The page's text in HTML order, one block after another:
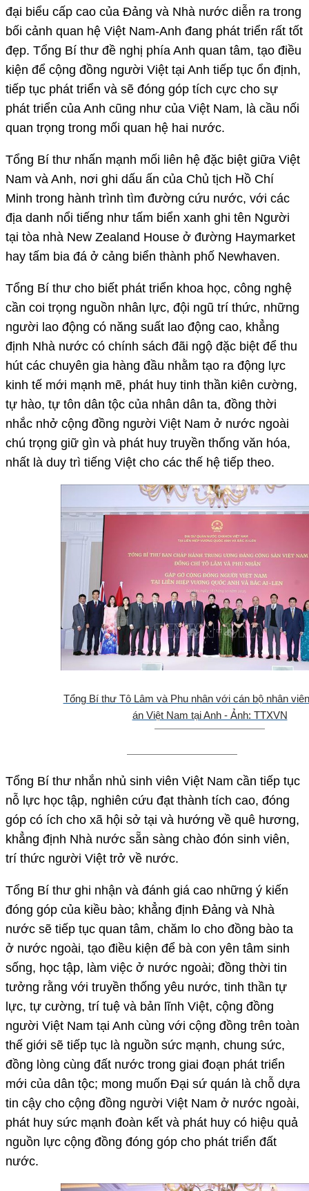
đại biểu cấp cao của Đảng và Nhà nước diễn ra trong
bối cảnh quan hệ Việt Nam-Anh đang phát triển rất tốt
đẹp. Tổng Bí thư đề nghị phía Anh quan tâm, tạo điều
kiện để cộng đồng người Việt tại Anh tiếp tục ổn định,
tiếp tục phát triển và sẽ đóng góp tích cực cho sự
phát triển của Anh cũng như của Việt Nam, là cầu nối
quan trọng trong mối quan hệ hai nước.
Tổng Bí thư nhấn mạnh mối liên hệ đặc biệt giữa Việt
Nam và Anh, nơi ghi dấu ấn của Chủ tịch Hồ Chí
Minh trong hành trình tìm đường cứu nước, với các
địa danh nổi tiếng như tấm biển xanh ghi tên Người
tại tòa nhà New Zealand House ở đường Haymarket
hay tấm bia đá ở cảng biển thành phố Newhaven.
Tổng Bí thư cho biết phát triển khoa học, công nghệ
cần coi trọng nguồn nhân lực, đội ngũ trí thức, những
người lao động có năng suất lao động cao, khẳng
định Nhà nước có chính sách đãi ngộ đặc biệt để thu
hút các chuyên gia hàng đầu nhằm tạo ra động lực
kinh tế mới mạnh mẽ, phát huy tinh thần kiên cường,
tự hào, tự tôn dân tộc của nhân dân ta, đồng thời
nhắc nhở cộng đồng người Việt Nam ở nước ngoài
chú trọng giữ gìn và phát huy truyền thống văn hóa,
nhất là duy trì tiếng Việt cho các thế hệ tiếp theo.
Tổng Bí thư Tô Lâm và Phu nhân với cán bộ nhân
án Việt Nam tại Anh - Ảnh: TTXVN
Tổng Bí thư nhắn nhủ sinh viên Việt Nam cần tiếp tục
nỗ lực học tập, nghiên cứu đạt thành tích cao, đóng
góp có ích cho xã hội sở tại và hướng về quê hương,
khẳng định Nhà nước sẵn sàng chào đón sinh viên,
trí thức người Việt trở về nước.
Tổng Bí thư ghi nhận và đánh giá cao những ý kiến
đóng góp của kiều bào; khẳng định Đảng và Nhà
nước sẽ tiếp tục quan tâm, chăm lo cho đồng bào ta
ở nước ngoài, tạo điều kiện để bà con yên tâm sinh
sống, học tập, làm việc ở nước ngoài; đồng thời tin
tưởng rằng với truyền thống yêu nước, tinh thần tự
lực, tự cường, trí tuệ và bản lĩnh Việt, cộng đồng
người Việt Nam tại Anh cùng với cộng đồng trên toàn
thế giới sẽ tiếp tục là nguồn sức mạnh, chung sức,
đồng lòng cùng đất nước trong giai đoạn phát triển
mới của dân tộc; mong muốn Đại sứ quán là chỗ dựa
tin cậy cho cộng đồng người Việt Nam ở nước ngoài,
phát huy sức mạnh đoàn kết và phát huy có hiệu quả
nguồn lực cộng đồng đóng góp cho phát triển đất
nước.